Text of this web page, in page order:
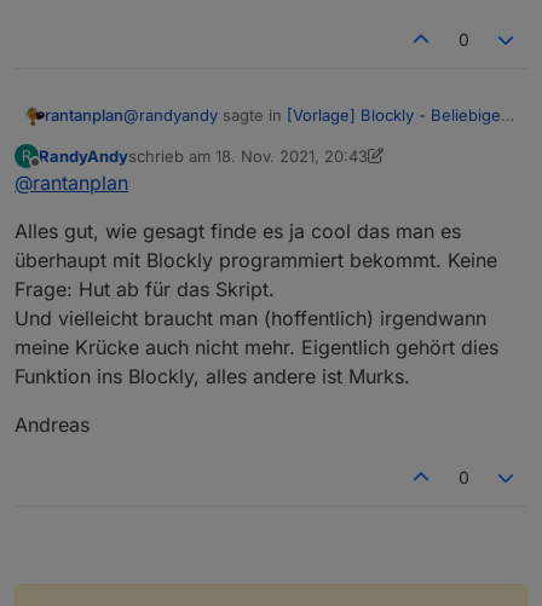
0
rantanplan@randyandy sagte in [Vorlage] Blockly - Beliebiges
ich finde das Skript ja cool und hätte es
wahrscheinlich nicht hinbekommen. Da hat
jemand richtig Arbeit reingesteckt.
Ich habe mich auch schon geärgert, dass das
nicht im Blockly abgebildet ist, insb. da
Javascript das als Boardmittel mitbringt (wie
eigentlich jede Programmiersprache).
Ist schon einige Zeit her. Damals gab es noch
keinen Js-Block.
R
Offline
RandyAndyschrieb am 18. Nov. 2021, 20:43
zuletzt editiert von RandyAndy
@rantanplan
Alles gut, wie gesagt finde es ja cool das man es
überhaupt mit Blockly programmiert bekommt. Keine
Frage: Hut ab für das Skript.
Und vielleicht braucht man (hoffentlich) irgendwann
meine Krücke auch nicht mehr. Eigentlich gehört dies
Funktion ins Blockly, alles andere ist Murks.
Andreas
0